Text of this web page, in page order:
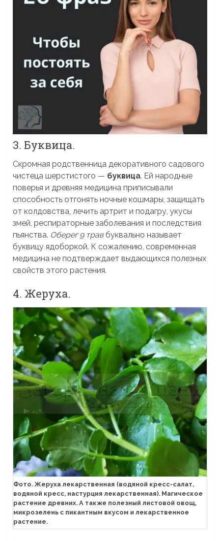
3. Буквица.
Скромная родственница декоративного садового
чистеца шерстистого — буквица. Ей народные
поверья и древняя медицина приписывали
способность отгонять ночные кошмары, защищать
от колдовства, лечить артрит и подагру, укусы
змей, респираторные заболевания и последствия
пьянства. Оберег 9 трав буквально называет
буквицу ядоборкой. К сожалению, современная
медицина не подтверждает выдающихся полезных
свойств этого растения.
4. Жеруха.
Фото. Жеруха лекарственная (водяной кресс-салат,
водяной кресс, настурция лекарственная). Магическое
растение древних. А также полезный листовой овощ,
микрозелень с пикантным вкусом и лекарственное
растение.